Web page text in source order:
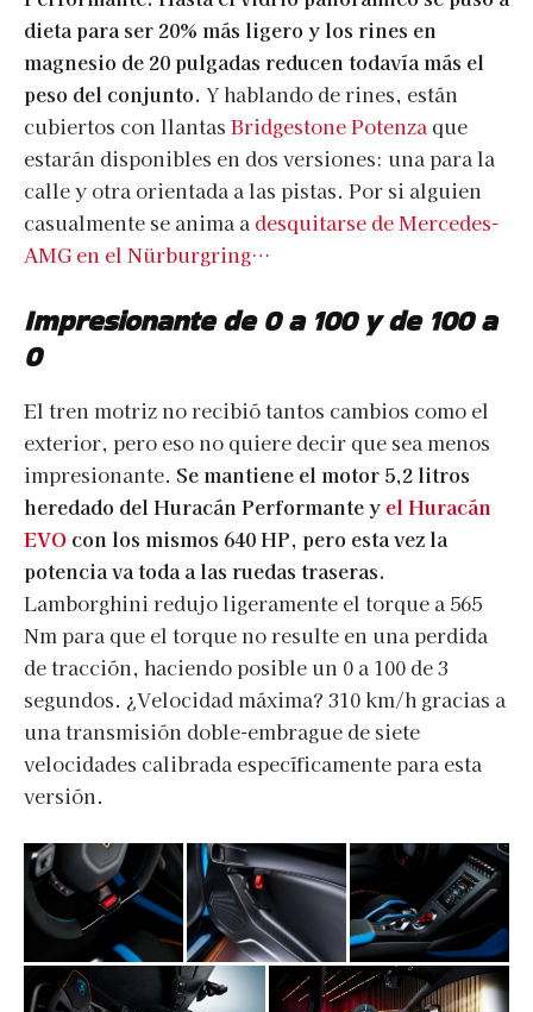
dieta para ser 20% más ligero y los rines en
magnesio de 20 pulgadas reducen todavía más el
peso del conjunto. Y hablando de rines, están
cubiertos con llantas Bridgestone Potenza que
estarán disponibles en dos versiones: una para la
calle y otra orientada a las pistas. Por si alguien
casualmente se anima a desquitarse de Mercedes-
AMG en el Nürburgring…
Impresionante de 0 a 100 y de 100 a
0
El tren motriz no recibió tantos cambios como el
exterior, pero eso no quiere decir que sea menos
impresionante. Se mantiene el motor 5,2 litros
heredado del Huracán Performante y el Huracán
EVO con los mismos 640 HP, pero esta vez la
potencia va toda a las ruedas traseras.
Lamborghini redujo ligeramente el torque a 565
Nm para que el torque no resulte en una perdida
de tracción, haciendo posible un 0 a 100 de 3
segundos. ¿Velocidad máxima? 310 km/h gracias a
una transmisión doble-embrague de siete
velocidades calibrada específicamente para esta
versión.